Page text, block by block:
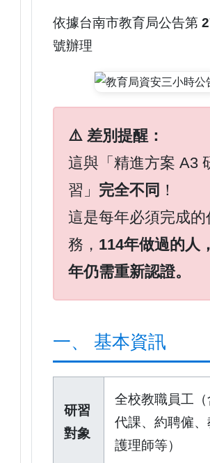
依據台南市教育局公告第
號辦理
⚠️ 差別提醒：
這與「精進方案 A3
習」 完全不同 ！
這是每年必須完成的
務， 114年做過的人
年仍需重新認證。
一、 基本資訊
研習
對象
全校教職員工（
代課、約聘僱、
護理師等）